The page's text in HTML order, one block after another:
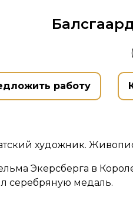
работу
художник.
Экерсберга в
серебряную медаль.